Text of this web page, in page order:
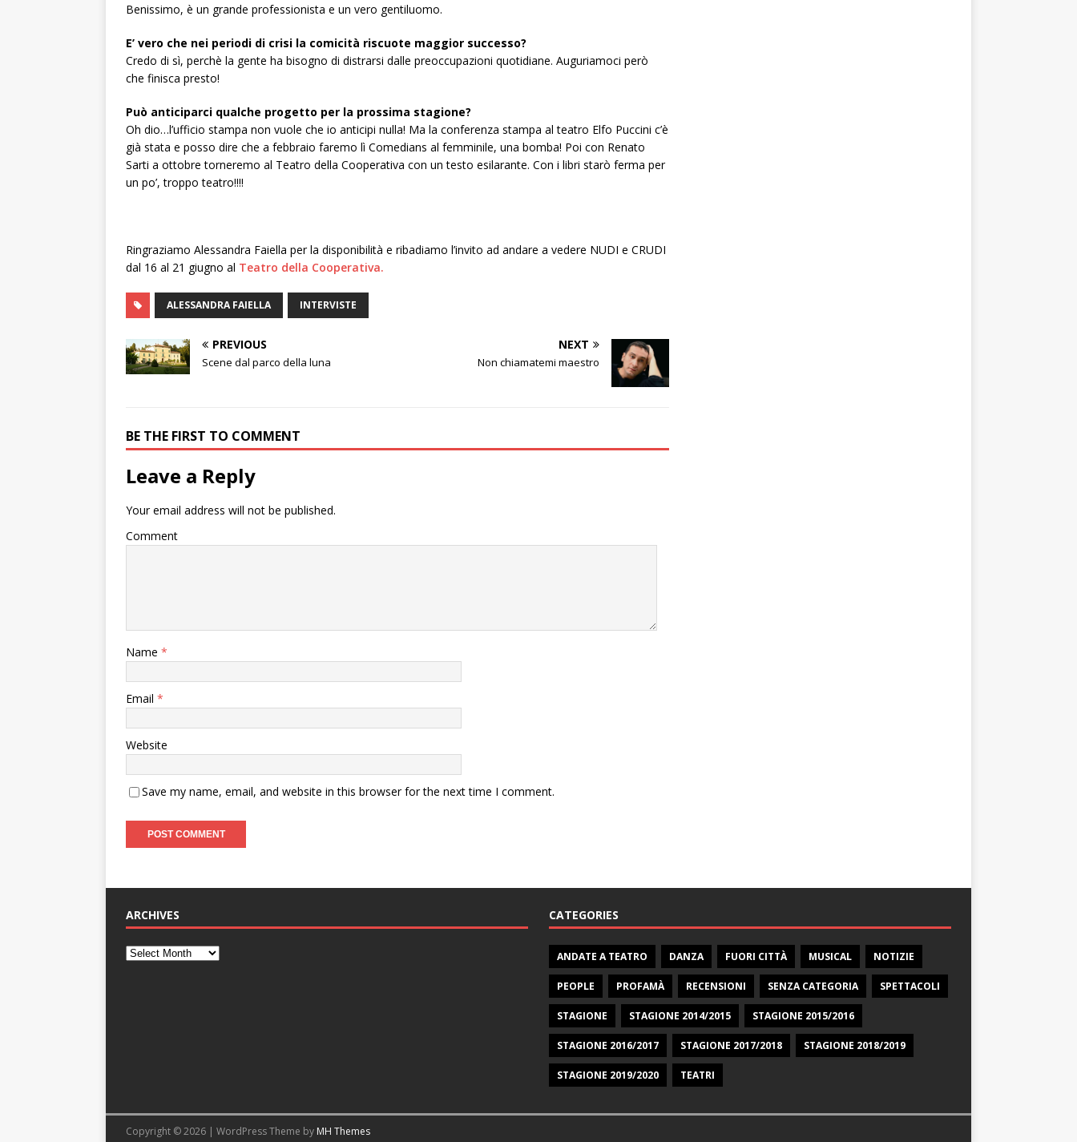
Benissimo, è un grande professionista e un vero gentiluomo.
E’ vero che nei periodi di crisi la comicità riscuote maggior successo?
Credo di sì, perchè la gente ha bisogno di distrarsi dalle preoccupazioni quotidiane. Auguriamoci però
che finisca presto!
Può anticiparci qualche progetto per la prossima stagione?
Oh dio…l’ufficio stampa non vuole che io anticipi nulla! Ma la conferenza stampa al teatro Elfo Puccini c’è
già stata e posso dire che a febbraio faremo lì Comedians al femminile, una bomba! Poi con Renato
Sarti a ottobre torneremo al Teatro della Cooperativa con un testo esilarante. Con i libri starò ferma per
un po’, troppo teatro!!!!
Ringraziamo Alessandra Faiella per la disponibilità e ribadiamo l’invito ad andare a vedere NUDI e CRUDI
dal 16 al 21 giugno al Teatro della Cooperativa.
ALESSANDRA FAIELLA INTERVISTE
PREVIOUS
Scene dal parco della luna
NEXT
Non chiamatemi maestro
BE THE FIRST TO COMMENT
Leave a Reply
Your email address will not be published.
Comment
Name *
Email *
Website
Save my name, email, and website in this browser for the next time I comment.
ARCHIVES CATEGORIES
ANDATE A TEATRO DANZA FUORI CITTÀ MUSICAL NOTIZIE
PEOPLE PROFAMÀ RECENSIONI SENZA CATEGORIA SPETTACOLI
STAGIONE STAGIONE 2014/2015 STAGIONE 2015/2016
STAGIONE 2016/2017 STAGIONE 2017/2018 STAGIONE 2018/2019
STAGIONE 2019/2020 TEATRI
Copyright © 2026 | WordPress Theme by MH Themes